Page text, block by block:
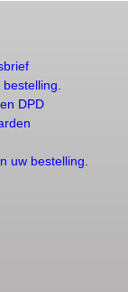
DPD
uw bestelling.